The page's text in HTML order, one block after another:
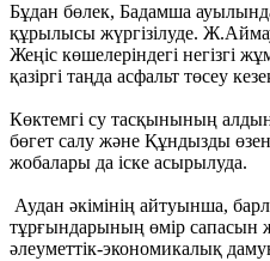
Бұдан бөлек, Бадамша
құрылысы жүргізілуде.
Жеңіс көшелеріндегі негізгі
қазіргі таңда асфальт төсеу
Көктемгі су тасқынының
бөгет салу және Құндызды
жобалары да іске асырылуда.
Аудан әкімінің айтуынша,
тұрғындарының өмір сапасын
әлеуметтік-экономикалық